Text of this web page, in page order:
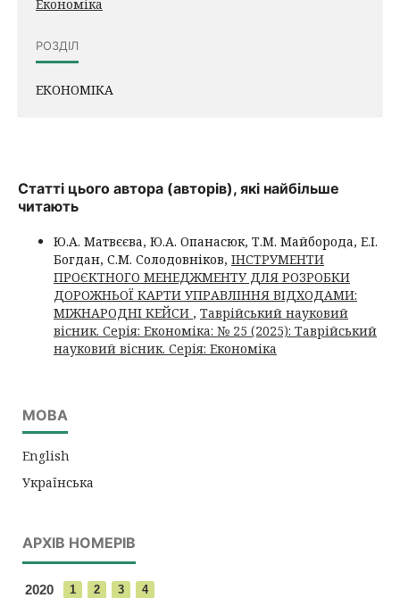
Економіка
РОЗДІЛ
ЕКОНОМІКА
Статті цього автора (авторів), які найбільше
читають
Ю.А. Матвєєва, Ю.А. Опанасюк, Т.М. Майборода, Е.І.
Богдан, С.М. Солодовніков, ІНСТРУМЕНТИ
ПРОЄКТНОГО МЕНЕДЖМЕНТУ ДЛЯ РОЗРОБКИ
ДОРОЖНЬОЇ КАРТИ УПРАВЛІННЯ ВІДХОДАМИ:
МІЖНАРОДНІ КЕЙСИ , Таврійський науковий
вісник. Серія: Економіка: № 25 (2025): Таврійський
науковий вісник. Серія: Економіка
МОВА
English
Українська
АРХІВ НОМЕРІВ
2020 1 2 3 4